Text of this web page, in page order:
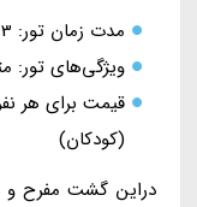
مدت زمان تور: 3 ساعت
ویژگی‌های
(کودکان)
دراین گشت مفرح و